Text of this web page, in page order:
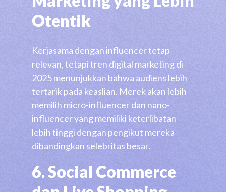
Otentik
Kerjasama dengan influencer tetap
relevan, tetapi tren digital marketing di
2025 menunjukkan bahwa audiens lebih
tertarik pada keaslian. Merek akan lebih
memilih micro-influencer dan nano-
influencer yang memiliki keterlibatan
lebih tinggi dengan pengikut mereka
dibandingkan selebritas besar.
6. Social Commerce